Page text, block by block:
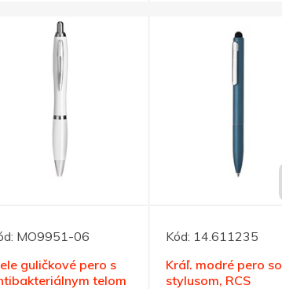
MO9951-06
guličkové pero s
telom
Kód: 14.611235
Kráľ. modré pero so
stylusom, RCS